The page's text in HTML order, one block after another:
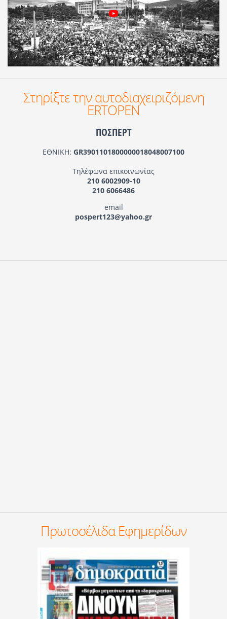
Στηρίξτε την αυτοδιαχειριζόμενη
ERTOPEN
ΠΟΣΠΕΡΤ
ΕΘΝΙΚΗ: GR3901101800000018048007100
Τηλέφωνα επικοινωνίας
210 6002909-10
210 6066486
email
pospert123@yahoo.gr
Πρωτοσέλιδα Εφημερίδων